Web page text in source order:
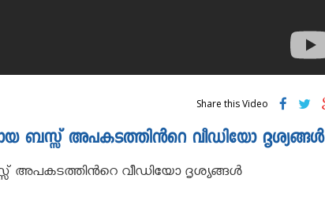
Share this Video
ബസ്സ്‌ അപകടത്തിന്‍റെ വീഡിയോ ദൃശ്യങ്ങള്‍
അപകടത്തിന്‍റെ വീഡിയോ ദൃശ്യങ്ങള്‍